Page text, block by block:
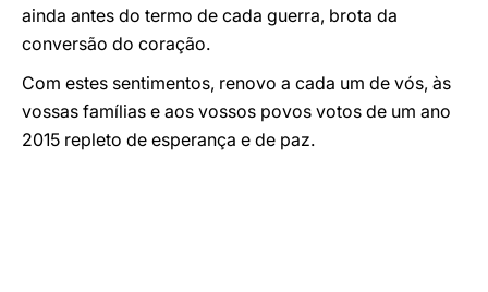
ainda antes do termo de cada guerra, brota da
conversão do coração.
Com estes sentimentos, renovo a cada um de vós, às
vossas famílias e aos vossos povos votos de um ano
2015 repleto de esperança e de paz.